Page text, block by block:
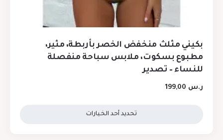
بكيني مثلث منخفض الخصر بأربطة، مثير،
مطبوع بسكوت، ملابس سباحة منفصلة
للنساء – تصدير
ر.س
تحديد أحد الخيارات